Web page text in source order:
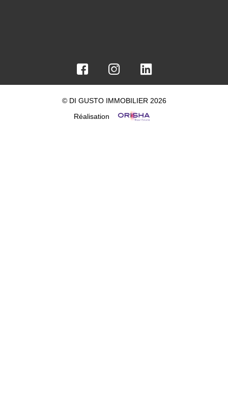
© DI GUSTO IMMOBILIER 2026
Réalisation